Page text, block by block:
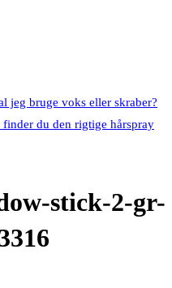
jeg bruge voks eller skraber?
finder du den rigtige hårspray
stick-2-gr-